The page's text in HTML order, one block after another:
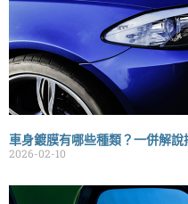
車身鍍膜有哪些種類？一併解說
2026-02-10